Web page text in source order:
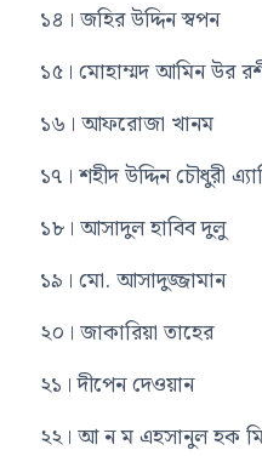
১৪। জহির উদ্দিন স্বপন
১৫। মোহাম্মদ আমিন উর
১৬। আফরোজা খানম
১৭। শহীদ উদ্দিন চৌধুরী
১৮। আসাদুল হাবিব দুলু
১৯। মো. আসাদুজ্জামান
২০। জাকারিয়া তাহের
২১। দীপেন দেওয়ান
২২। আ ন ম এহসানুল হক